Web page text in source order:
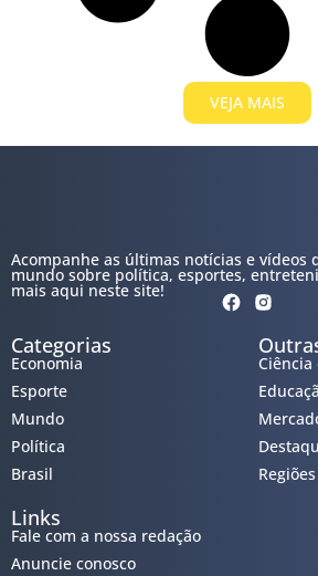
VEJA MAIS
Acompanhe as últimas notícias e vídeos
mundo sobre política, esportes,
mais aqui neste site!
Categorias
Economia
Esporte
Mundo
Política
Brasil
Ciência
Regiões
Links
Fale com a nossa redação
Anuncie conosco